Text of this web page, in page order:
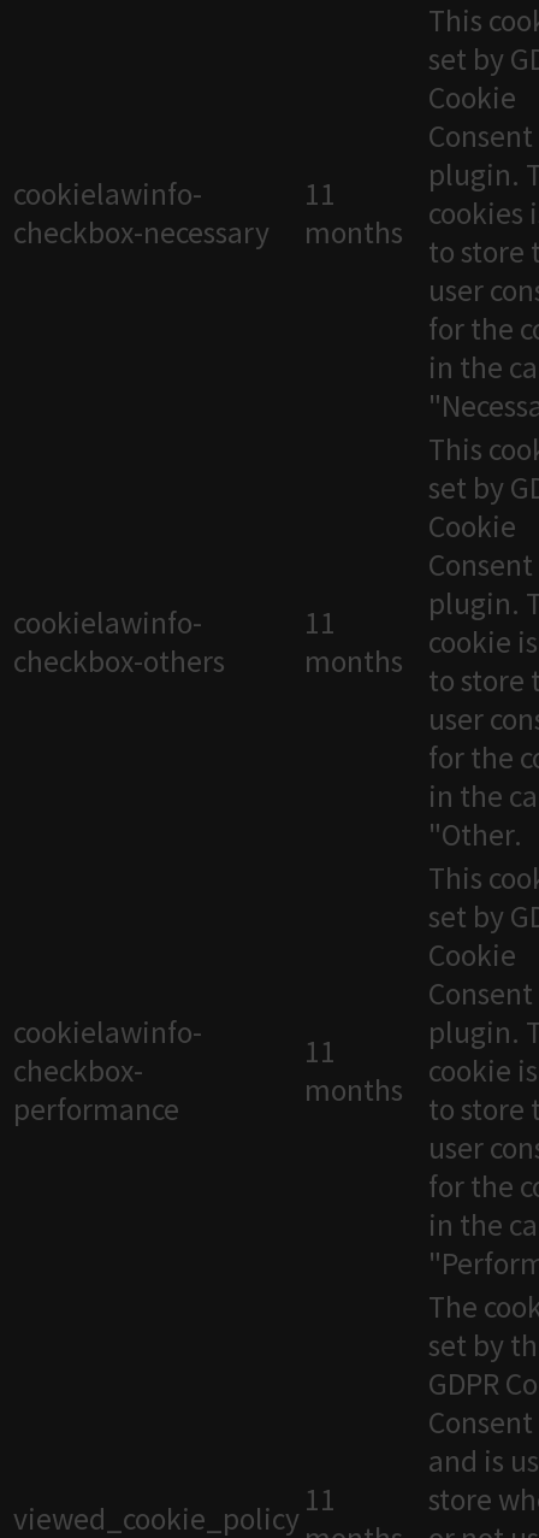
cookielawinfo-
checkbox-necessary
11
months
This
set by
Cookie
Consent
plugin.
cookies
to store
user
for the
in the
cookielawinfo-
checkbox-others
11
months
This
set by
Cookie
Consent
plugin.
cookie
to store
user
for the
in the
"Other.
cookielawinfo-
checkbox-
performance
11
months
This
set by
Cookie
Consent
plugin.
cookie
to store
user
for the
in the
viewed_cookie_policy 11
The
set by
GDPR
and is
store